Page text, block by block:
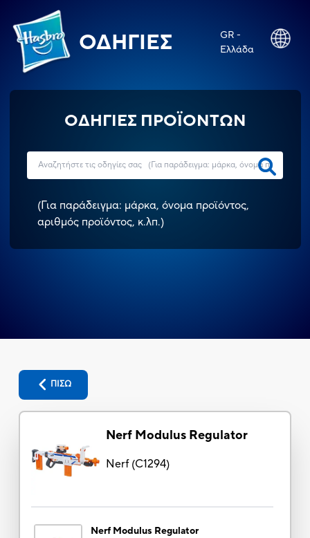
ΟΔΗΓΊΕΣ
GR -
Ελλάδα
ΟΔΗΓΙΕΣ ΠΡΟΪΟΝΤΩΝ
(Για παράδειγμα: μάρκα, όνομα προϊόντος,
αριθμός προϊόντος, κ.λπ.)
ΠΙΣΩ
Nerf Modulus Regulator
Nerf(C1294)
Nerf Modulus Regulator